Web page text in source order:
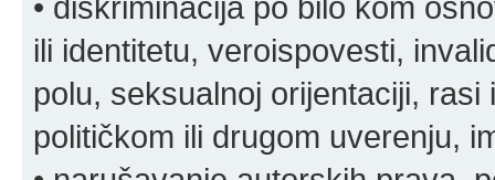
ili identitetu, veroispovesti,
polu, seksualnoj orijentaciji,
političkom ili drugom uverenju,